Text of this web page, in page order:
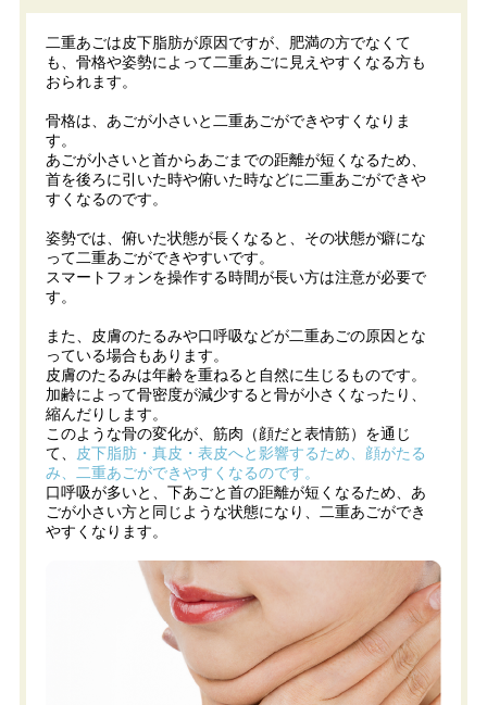
二重あごは皮下脂肪が原因ですが、肥満の方でなくて
も、骨格や姿勢によって二重あごに見えやすくなる方も
おられます。
骨格は、あごが小さいと二重あごができやすくなりま
す。
あごが小さいと首からあごまでの距離が短くなるため、
首を後ろに引いた時や俯いた時などに二重あごができや
すくなるのです。
姿勢では、俯いた状態が長くなると、その状態が癖にな
って二重あごができやすいです。
スマートフォンを操作する時間が長い方は注意が必要で
す。
また、皮膚のたるみや口呼吸などが二重あごの原因とな
っている場合もあります。
皮膚のたるみは年齢を重ねると自然に生じるものです。
加齢によって骨密度が減少すると骨が小さくなったり、
縮んだりします。
このような骨の変化が、筋肉（顔だと表情筋）を通じ
て、 皮下脂肪・真皮・表皮へと影響するため、顔がたる
み、二重あごができやすくなるのです。
口呼吸が多いと、下あごと首の距離が短くなるため、あ
ごが小さい方と同じような状態になり、二重あごができ
やすくなります。